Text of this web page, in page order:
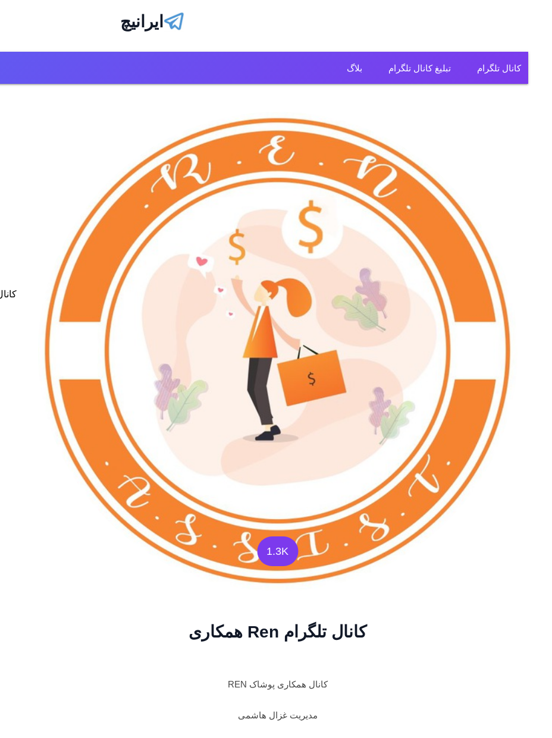
ایرانیچ
کانال تلگرام
کانال تلگرام ریمیکس
کانال تلگرام لباس
کانال تلگرام تولیدی
کانال تلگرام فروشگاه
کانال تلگرام عمده
تبلیغ کانال تلگرام بلاگ
1.3K
کانال تلگرام Ren همکاری
کانال همکاری پوشاک REN
مدیریت غزال هاشمی